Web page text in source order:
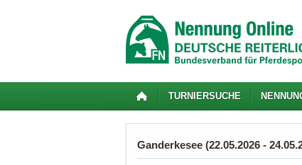
TURNIERSUCHE
Ganderkesee (22.05.2026 -